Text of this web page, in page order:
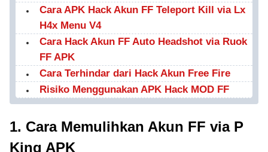
Cara APK Hack Akun FF Teleport Kill via Lx
H4x Menu V4
Cara Hack Akun FF Auto Headshot via Ruok
FF APK
Cara Terhindar dari Hack Akun Free Fire
Risiko Menggunakan APK Hack MOD FF
1. Cara Memulihkan Akun FF via P
King APK